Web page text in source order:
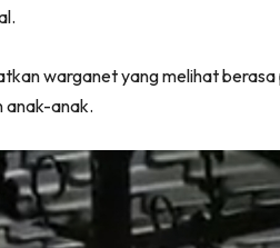
warganet yang melihat
anak-anak.